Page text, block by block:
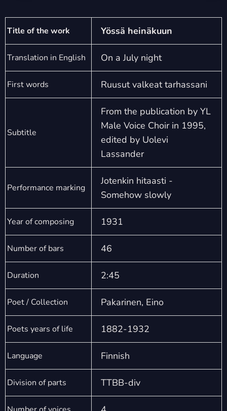
Title of the work Yössä heinäkuun
Translation in English On a July night
First words Ruusut valkeat tarhassani
Subtitle
From the publication by YL
Male Voice Choir in 1995,
edited by Uolevi
Lassander
Performance marking
Jotenkin hitaasti -
Somehow slowly
Year of composing 1931
Number of bars 46
Duration 2:45
Poet / Collection Pakarinen, Eino
Poets years of life 1882-1932
Language Finnish
Division of parts TTBB-div